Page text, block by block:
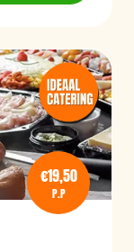
€19,50
P.P